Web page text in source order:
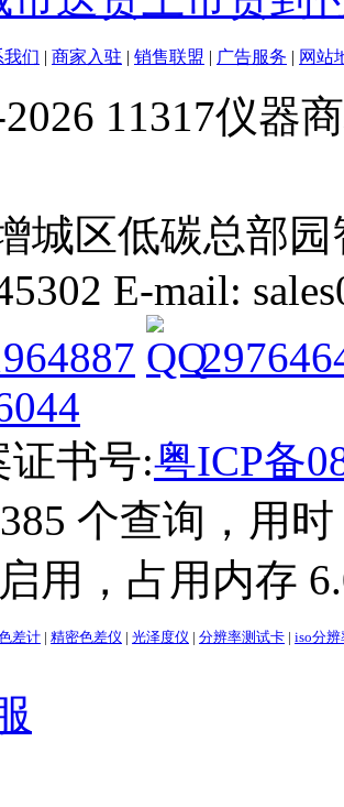
我们 | 商家入驻 | 销售联盟 | 广告服务 | 网站
11317仪器
城区低碳总部
E-mail:
证书号:粤ICP备
个查询，用
用，占用内存
差计 | 精密色差仪 | 光泽度仪 | 分辨率测试卡 | iso分